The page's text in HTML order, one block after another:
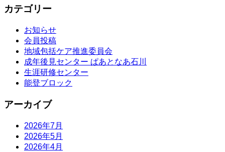
カテゴリー
お知らせ
会員投稿
地域包括ケア推進委員会
成年後見センター ぱあとなあ石川
生涯研修センター
能登ブロック
アーカイブ
2026年7月
2026年5月
2026年4月